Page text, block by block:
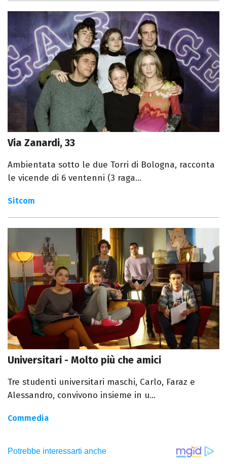
Via Zanardi, 33
Ambientata sotto le due Torri di Bologna, racconta
le vicende di 6 ventenni (3 raga...
Sitcom
Universitari - Molto più che amici
Tre studenti universitari maschi, Carlo, Faraz e
Alessandro, convivono insieme in u...
Commedia